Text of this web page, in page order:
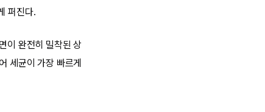
퍼진다.
이 완전히 밀착된 상
세균이 가장 빠르게